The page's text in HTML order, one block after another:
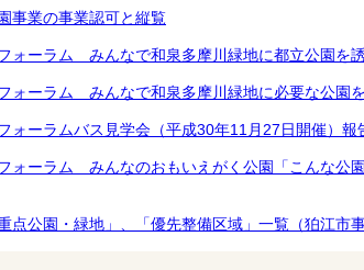
事業の事業認可と縦覧
ォーラム みんなで和泉多摩川緑地に都立公園を
ォーラム みんなで和泉多摩川緑地に必要な公園
ォーラムバス見学会（平成30年11月27日開催）報
ォーラム みんなのおもいえがく公園「こんな公
点公園・緑地」、「優先整備区域」一覧（狛江市事